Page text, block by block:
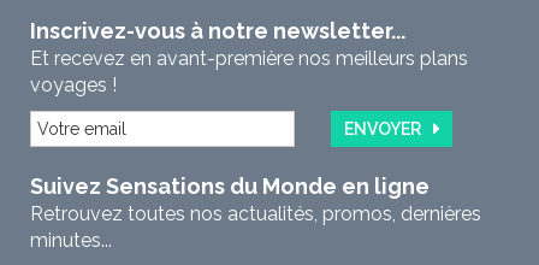
Inscrivez-vous à notre newsletter...
Et recevez en avant-première nos meilleurs plans
voyages !
ENVOYER
Suivez Sensations du Monde en ligne
Retrouvez toutes nos actualités, promos, dernières
minutes...